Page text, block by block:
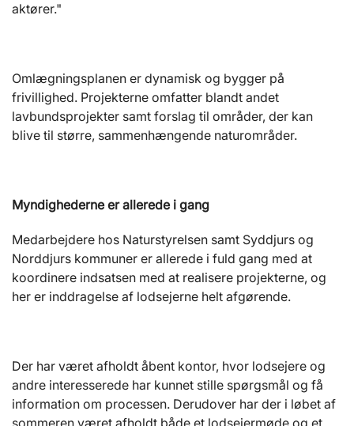
aktører."
Omlægningsplanen er dynamisk og bygger på
frivillighed. Projekterne omfatter blandt andet
lavbundsprojekter samt forslag til områder, der kan
blive til større, sammenhængende naturområder.
Myndighederne er allerede i gang
Medarbejdere hos Naturstyrelsen samt Syddjurs og
Norddjurs kommuner er allerede i fuld gang med at
koordinere indsatsen med at realisere projekterne, og
her er inddragelse af lodsejerne helt afgørende.
Der har været afholdt åbent kontor, hvor lodsejere og
andre interesserede har kunnet stille spørgsmål og få
information om processen. Derudover har der i løbet af